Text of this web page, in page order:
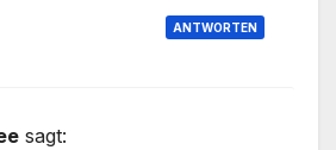
ANTWORTEN
sagt: